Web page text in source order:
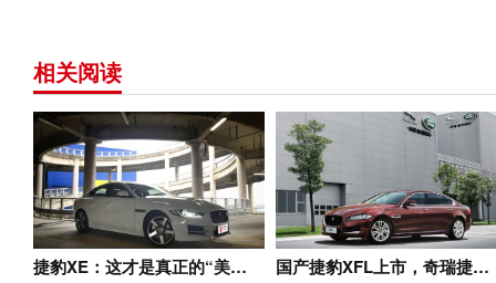
相关阅读
捷豹XE：这才是真正的“美… 国产捷豹XFL上市，奇瑞捷…